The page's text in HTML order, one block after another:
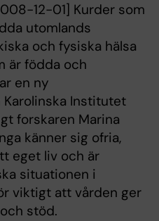
12-01] Kurder som
utomlands
och fysiska hälsa
är födda och
en ny
Institutet
forskaren Marina
känner sig ofria,
eget liv och är
situationen i
viktigt att vården ger
stöd.